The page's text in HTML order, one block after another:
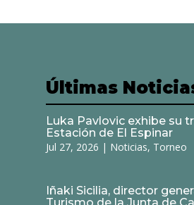
Últimas
Luka Pavlovic exhibe su
Estación de El Espinar
Jul 27, 2026 | Noticias, Torneo
Iñaki Sicilia, director
Turismo de la Junta de